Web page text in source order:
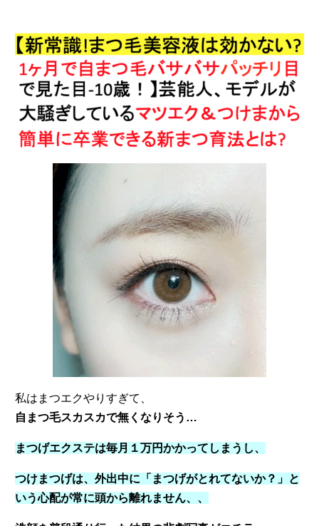
私はまつエクやりすぎて、
自まつ毛スカスカで無くなりそう…
まつげエクステは毎月１万円かかってしまうし、
つけまつげは、外出中に「まつげがとれてないか？」と
いう心配が常に頭から離れません、、